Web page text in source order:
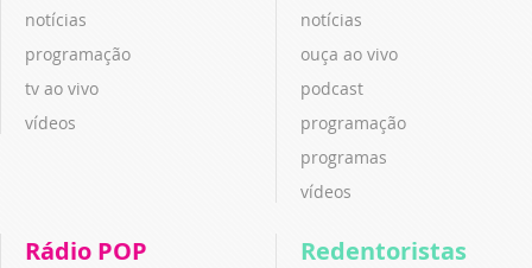
notícias
programação
tv ao vivo
vídeos
notícias
ouça ao vivo
podcast
programação
programas
vídeos
Rádio POP Redentoristas